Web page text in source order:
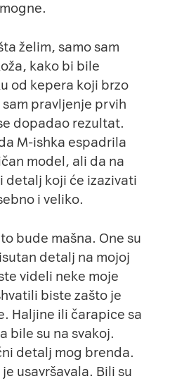
želim, samo sam
kako bi bile
od kepera koji brzo
pravljenje prvih
dopadao rezultat.
M-ishka espadrila
model, ali da na
detalj koji će izazivati
i veliko.
bude mašna. One su
detalj na mojoj
videli neke moje
biste zašto je
Haljine ili čarapice sa
bile su na svakoj.
detalj mog brenda.
usavršavala. Bili su